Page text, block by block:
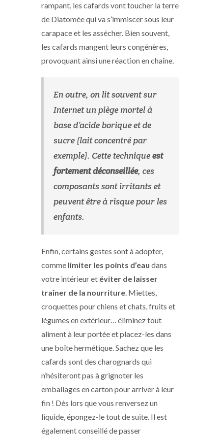
rampant, les cafards vont toucher la terre
de Diatomée qui va s’immiscer sous leur
carapace et les assécher. Bien souvent,
les cafards mangent leurs congénères,
provoquant ainsi une réaction en chaîne.
En outre, on lit souvent sur
Internet un piège mortel à
base d’acide borique et de
sucre (lait concentré par
exemple). Cette techniqueest
fortement déconseillée, ces
composants sont irritants et
peuvent être à risque pour les
enfants.
Enfin, certains gestes sont à adopter,
comme limiter les points d’eau dans
votre intérieur et éviter de laisser
traîner de la nourriture. Miettes,
croquettes pour chiens et chats, fruits et
légumes en extérieur… éliminez tout
aliment à leur portée et placez-les dans
une boîte hermétique. Sachez que les
cafards sont des charognards qui
n’hésiteront pas à grignoter les
emballages en carton pour arriver à leur
fin ! Dès lors que vous renversez un
liquide, épongez-le tout de suite. Il est
également conseillé de passer